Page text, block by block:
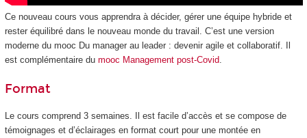
Ce nouveau cours vous apprendra à décider, gérer une équipe hybride et
rester équilibré dans le nouveau monde du travail. C’est une version
moderne du mooc Du manager au leader : devenir agile et collaboratif. Il
est complémentaire du mooc Management post-Covid
Format
Le cours comprend 3 semaines. Il est facile d’accès et se compose de
témoignages et d’éclairages en format court pour une montée en